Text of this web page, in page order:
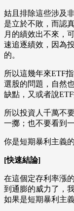
姑且排除這些涉及
是立於不敗，而認
月的績效出不來，
速追逐績效，因為
的。
所以這幾年來ETF
選股的問題，自然
缺點，又或者說
所以投資人千萬不
一擲；也不要看到
你是短期暴利主義
[快速結論]
在這個定存利率漲
到通膨的威力了，
如果是短期暴利主